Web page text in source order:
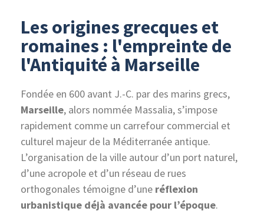
Les origines grecques et
romaines : l'empreinte de
l'Antiquité à Marseille
Fondée en 600 avant J.-C. par des marins grecs,
Marseille, alors nommée Massalia, s’impose
rapidement comme un carrefour commercial et
culturel majeur de la Méditerranée antique.
L’organisation de la ville autour d’un port naturel,
d’une acropole et d’un réseau de rues
orthogonales témoigne d’une réflexion
urbanistique déjà avancée pour l’époque.